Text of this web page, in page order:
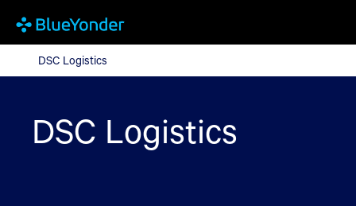
DSC LogisticsDSC Logistics
DSC Logistics